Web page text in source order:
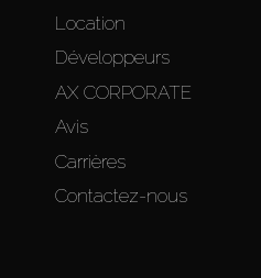
Location
Développeurs
AX CORPORATE
Avis
Carrières
Contactez-nous